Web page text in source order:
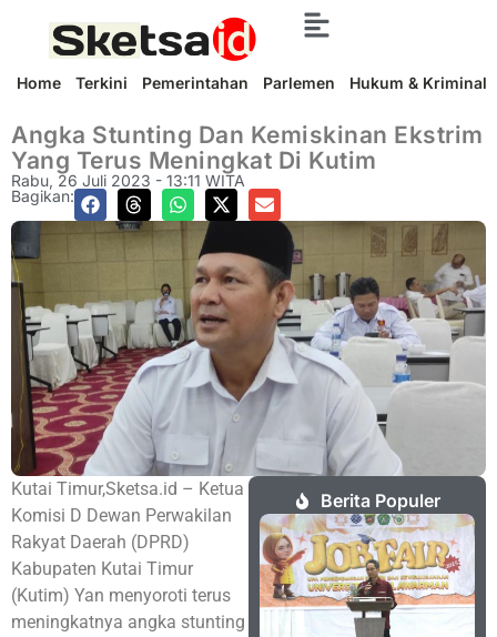
Home Terkini Pemerintahan Parlemen Hukum & Kriminal
Angka Stunting Dan Kemiskinan Ekstrim
Yang Terus Meningkat Di Kutim
Rabu, 26 Juli 2023 - 13:11 WITA
Bagikan:
Kutai Timur,Sketsa.id – Ketua
Komisi D Dewan Perwakilan
Rakyat Daerah (DPRD)
Kabupaten Kutai Timur
(Kutim) Yan menyoroti terus
meningkatnya angka stunting
Berita Populer